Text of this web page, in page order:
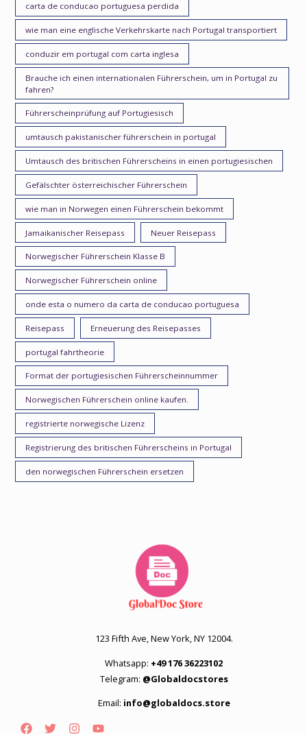
carta de conducao portuguesa perdida
wie man eine englische Verkehrskarte nach Portugal transportiert
conduzir em portugal com carta inglesa
Brauche ich einen internationalen Führerschein, um in Portugal zu
fahren?
Führerscheinprüfung auf Portugiesisch
umtausch pakistanischer führerschein in portugal
Umtausch des britischen Führerscheins in einen portugiesischen
Gefälschter österreichischer Führerschein
wie man in Norwegen einen Führerschein bekommt
Jamaikanischer Reisepass Neuer Reisepass
Norwegischer Führerschein Klasse B
Norwegischer Führerschein online
onde esta o numero da carta de conducao portuguesa
Reisepass Erneuerung des Reisepasses
portugal fahrtheorie
Format der portugiesischen Führerscheinnummer
Norwegischen Führerschein online kaufen.
registrierte norwegische Lizenz
Registrierung des britischen Führerscheins in Portugal
den norwegischen Führerschein ersetzen
123 Fifth Ave, New York, NY 12004.
Whatsapp: +49 176 36223102
Telegram: @Globaldocstores
Email: info@globaldocs.store